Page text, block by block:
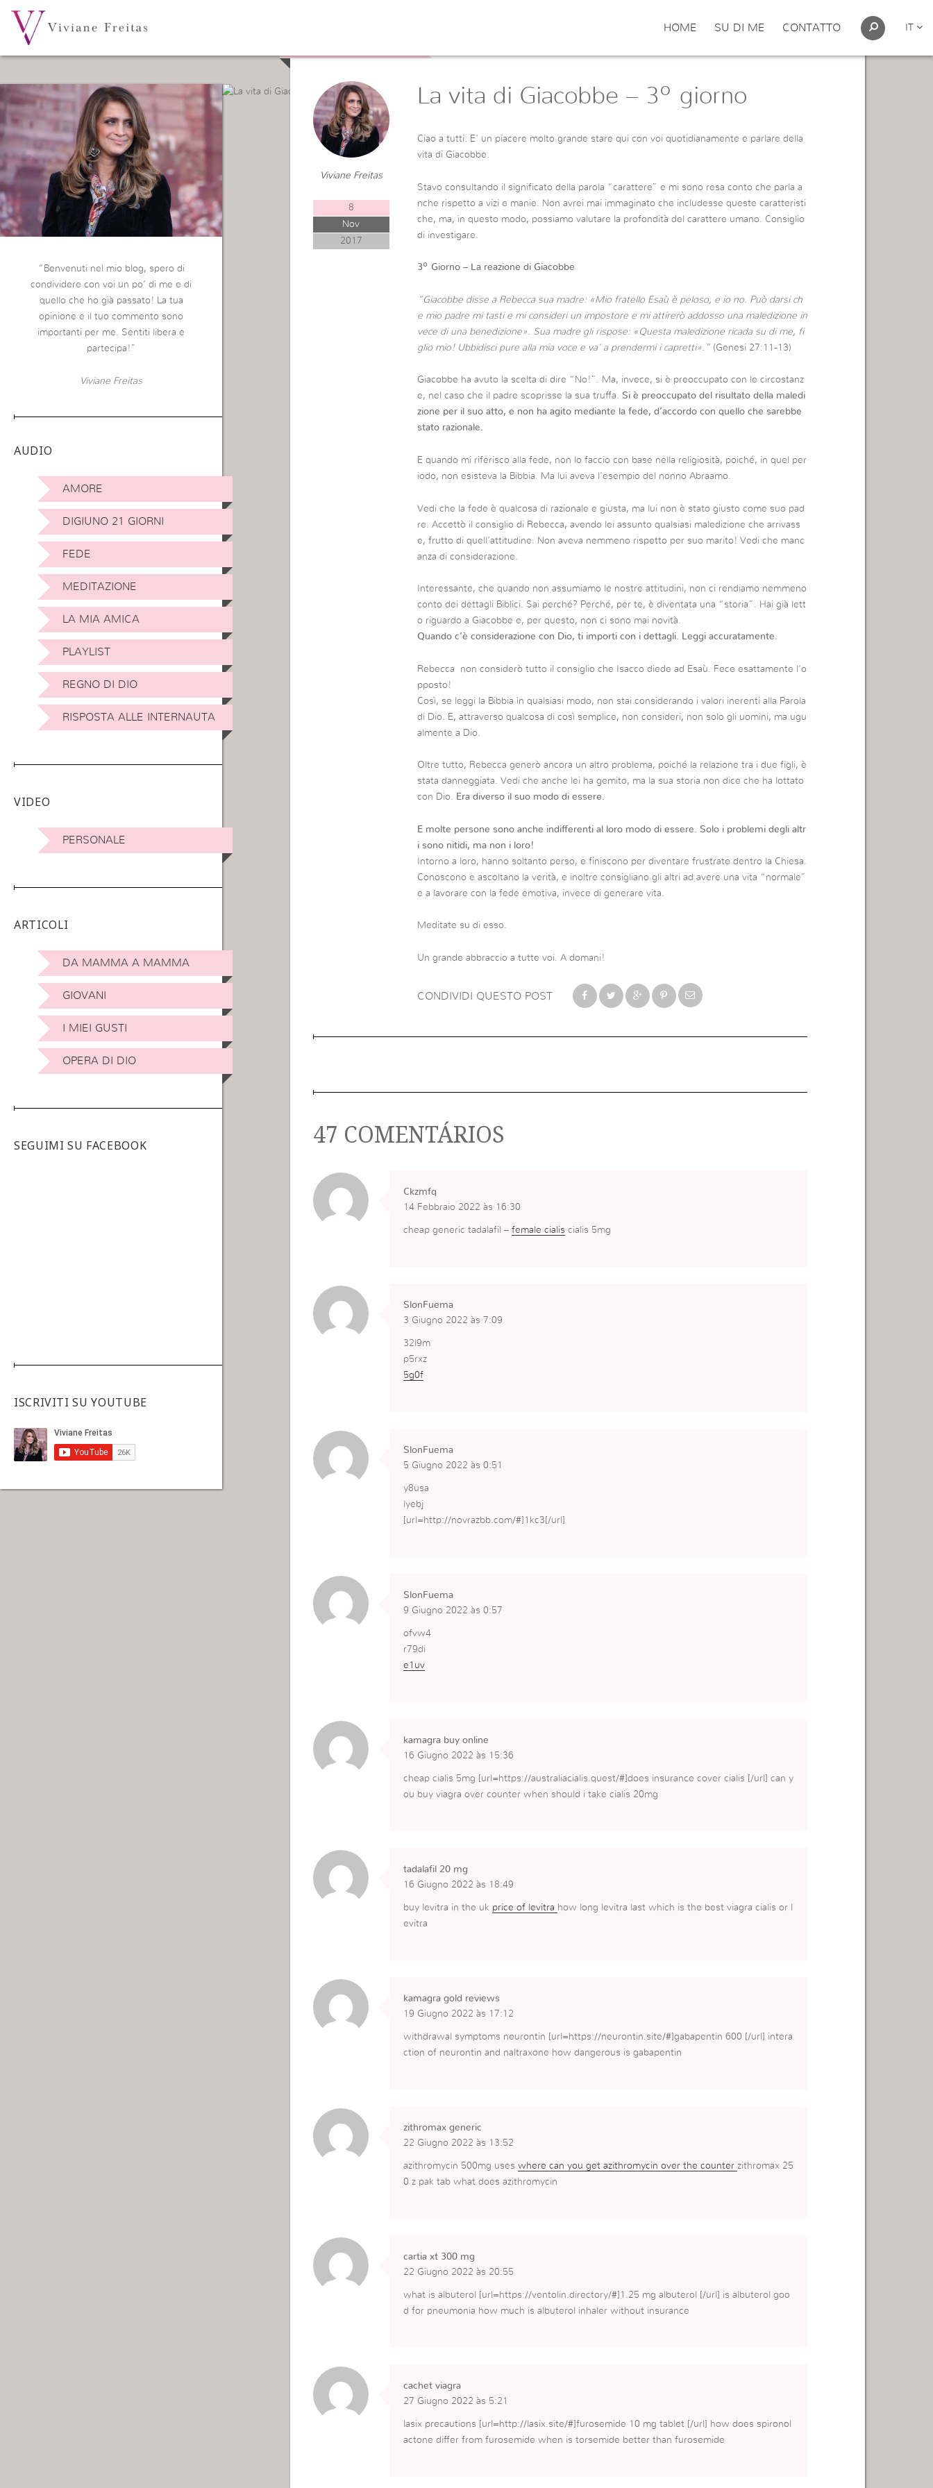
HOME SU DI ME CONTATTO IT
“Benvenuti nel mio blog, spero di
condividere con voi un po’ di me e di
quello che ho già passato! La tua
opinione e il tuo commento sono
importanti per me. Sentiti libera e
partecipa!”
Viviane Freitas
AUDIO
AMORE
DIGIUNO 21 GIORNI
FEDE
MEDITAZIONE
LA MIA AMICA
PLAYLIST
REGNO DI DIO
RISPOSTA ALLE INTERNAUTA
VIDEO
PERSONALE
ARTICOLI
DA MAMMA A MAMMA
GIOVANI
I MIEI GUSTI
OPERA DI DIO
SEGUIMI SU FACEBOOK
ISCRIVITI SU YOUTUBE
Viviane Freitas
8
Nov
2017
La vita di Giacobbe – 3º giorno
Ciao a tutti. E’ un piacere molto grande stare qui con voi quotidianamente e parlare della
vita di Giacobbe.
Stavo consultando il significato della parola “carattere” e mi sono resa conto che parla a
nche rispetto a vizi e manie. Non avrei mai immaginato che includesse queste caratteristi
che, ma, in questo modo, possiamo valutare la profondità del carattere umano. Consiglio
di investigare.
3º Giorno – La reazione di Giacobbe
“Giacobbe disse a Rebecca sua madre: «Mio fratello Esaù è peloso, e io no. Può darsi ch
e mio padre mi tasti e mi consideri un impostore e mi attirerò addosso una maledizione in
vece di una benedizione». Sua madre gli rispose: «Questa maledizione ricada su di me, fi
glio mio! Ubbidisci pure alla mia voce e va’ a prendermi i capretti».”(Genesi 27:11-13)
Giacobbe ha avuto la scelta di dire “No!”. Ma, invece, si è preoccupato con le circostanz
e, nel caso che il padre scoprisse la sua truffa. Si è preoccupato del risultato della maledi
zione per il suo atto, e non ha agito mediante la fede, d’accordo con quello che sarebbe
stato razionale.
E quando mi riferisco alla fede, non lo faccio con base nella religiosità, poiché, in quel per
iodo, non esisteva la Bibbia. Ma lui aveva l’esempio del nonno Abraamo.
Vedi che la fede è qualcosa di razionale e giusta, ma lui non è stato giusto come suo pad
re. Accettò il consiglio di Rebecca, avendo lei assunto qualsiasi maledizione che arrivass
e, frutto di quell’attitudine. Non aveva nemmeno rispetto per suo marito! Vedi che manc
anza di considerazione.
Interessante, che quando non assumiamo le nostre attitudini, non ci rendiamo nemmeno
conto dei dettagli Biblici. Sai perché? Perché, per te, è diventata una “storia”. Hai già lett
o riguardo a Giacobbe e, per questo, non ci sono mai novità.
Quando c’è considerazione con Dio, ti importi con i dettagli. Leggi accuratamente.
Rebecca non considerò tutto il consiglio che Isacco diede ad Esaù. Fece esattamente l’o
pposto!
Così, se leggi la Bibbia in qualsiasi modo, non stai considerando i valori inerenti alla Parola
di Dio. E, attraverso qualcosa di così semplice, non consideri, non solo gli uomini, ma ugu
almente a Dio.
Oltre tutto, Rebecca generò ancora un altro problema, poiché la relazione tra i due figli, è
stata danneggiata. Vedi che anche lei ha gemito, ma la sua storia non dice che ha lottato
con Dio. Era diverso il suo modo di essere.
E molte persone sono anche indifferenti al loro modo di essere. Solo i problemi degli altr
i sono nitidi, ma non i loro!
Intorno a loro, hanno soltanto perso, e finiscono per diventare frustrate dentro la Chiesa.
Conoscono e ascoltano la verità, e inoltre consigliano gli altri ad avere una vita “normale”
e a lavorare con la fede emotiva, invece di generare vita.
Meditate su di esso.
Un grande abbraccio a tutte voi. A domani!
CONDIVIDI QUESTO POST
47 COMENTÁRIOS
Ckzmfq
14 Febbraio 2022 às 16:30
cheap generic tadalafil – female cialis cialis 5mg
SlonFuema
3 Giugno 2022 às 7:09
32l9m
p5rxz
5g0f
SlonFuema
5 Giugno 2022 às 0:51
y8usa
lyebj
[url=http://novrazbb.com/#]1kc3[/url]
SlonFuema
9 Giugno 2022 às 0:57
ofvw4
r79di
e1uv
kamagra buy online
16 Giugno 2022 às 15:36
cheap cialis 5mg [url=https://australiacialis.quest/#]does insurance cover cialis [/url] can y
ou buy viagra over counter when should i take cialis 20mg
tadalafil 20 mg
16 Giugno 2022 às 18:49
buy levitra in the uk price of levitra how long levitra last which is the best viagra cialis or l
evitra
kamagra gold reviews
19 Giugno 2022 às 17:12
withdrawal symptoms neurontin [url=https://neurontin.site/#]gabapentin 600 [/url] intera
ction of neurontin and naltraxone how dangerous is gabapentin
zithromax generic
22 Giugno 2022 às 13:52
azithromycin 500mg uses where can you get azithromycin over the counter zithromax 25
0 z pak tab what does azithromycin
cartia xt 300 mg
22 Giugno 2022 às 20:55
what is albuterol [url=https://ventolin.directory/#]1.25 mg albuterol [/url] is albuterol goo
d for pneumonia how much is albuterol inhaler without insurance
cachet viagra
27 Giugno 2022 às 5:21
lasix precautions [url=http://lasix.site/#]furosemide 10 mg tablet [/url] how does spironol
actone differ from furosemide when is torsemide better than furosemide